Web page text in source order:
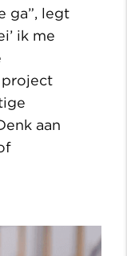
ga”, legt
ik me
project
aan